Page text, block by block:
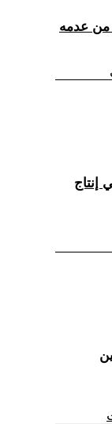
إنتاج